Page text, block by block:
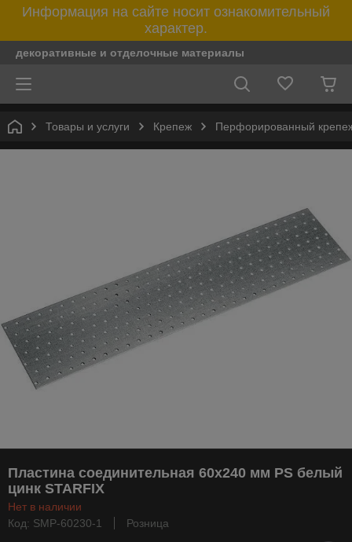
Информация на сайте носит ознакомительный
характер.
декоративные и отделочные материалы
Товары и услуги Крепеж Перфорированный
Пластина соединительная 60х240 мм PS белый
цинк STARFIX
Нет в наличии
Код: SMP-60230-1
Розница